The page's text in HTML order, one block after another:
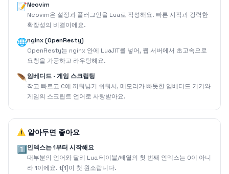
📝Neovim
Neovim은 설정과 플러그인을 Lua로 작성해요. 빠른 시작과 강력한
확장성의 비결이에요.
🌐nginx (OpenResty)
OpenResty는 nginx 안에 LuaJIT를 넣어, 웹 서버에서 초고속으로
요청을 가공하고 라우팅해요.
🪶임베디드 · 게임 스크립팅
작고 빠르고 C에 끼워넣기 쉬워서, 메모리가 빠듯한 임베디드 기기와
게임의 스크립트 언어로 사랑받아요.
⚠️ 알아두면 좋아요
1️⃣ 인덱스는 1부터 시작해요
대부분의 언어와 달리 Lua 테이블/배열의 첫 번째 인덱스는 0이 아니
라 1이에요. t[1]이 첫 원소랍니다.